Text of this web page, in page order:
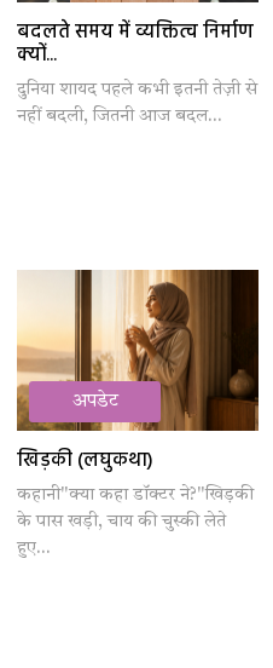
बदलते समय में व्यक्तित्व निर्माण
क्यों...
दुनिया शायद पहले कभी इतनी तेज़ी से
नहीं बदली, जितनी आज बदल...
अपडेट
खिड़की (लघुकथा)
कहानी"क्या कहा डॉक्टर ने?"खिड़की
के पास खड़ी, चाय की चुस्की लेते
हुए...